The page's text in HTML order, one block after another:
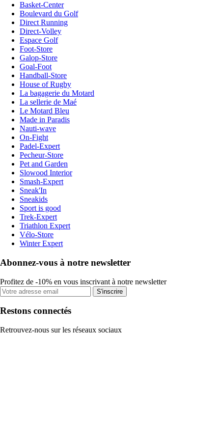
Basket-Center
Boulevard du Golf
Direct Running
Direct-Volley
Espace Golf
Foot-Store
Galop-Store
Goal-Foot
Handball-Store
House of Rugby
La bagagerie du Motard
La sellerie de Maé
Le Motard Bleu
Made in Paradis
Nauti-wave
On-Fight
Padel-Expert
Pecheur-Store
Pet and Garden
Slowood Interior
Smash-Expert
Sneak'In
Sneakids
Sport is good
Trek-Expert
Triathlon Expert
Vélo-Store
Winter Expert
Abonnez-vous à notre newsletter
Profitez de -10% en vous inscrivant à notre newsletter
S'inscrire
Restons connectés
Retrouvez-nous sur les réseaux sociaux